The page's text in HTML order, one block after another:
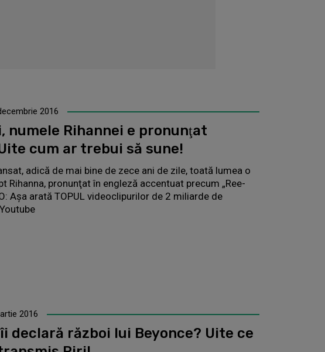
2016
numele Rihannei e pronunţat
Uite cum ar trebui să sune!
adică de mai bine de zece ani de zile, toată lumea o
Rihanna, pronunţat în engleză accentuat precum „Ree-
Aşa arată TOPUL videoclipurilor de 2 miliarde de
2016
declară război lui Beyonce? Uite ce